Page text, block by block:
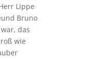
Lippe
Bruno
das
wie